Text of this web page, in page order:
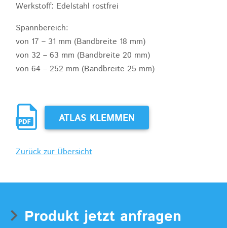
Werkstoff: Edelstahl rostfrei
Spannbereich:
von 17 – 31 mm (Bandbreite 18 mm)
von 32 – 63 mm (Bandbreite 20 mm)
von 64 – 252 mm (Bandbreite 25 mm)
ATLAS KLEMMEN
Zurück zur Übersicht
Produkt jetzt anfragen